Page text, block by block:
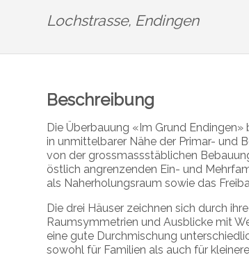
Lochstrasse, Endingen
Beschreibung
Die Überbauung «Im Grund Endingen»
in unmittelbarer Nähe der Primar- und
von der grossmassstäblichen
östlich angrenzenden Ein- und
als Naherholungsraum sowie das
Die drei Häuser zeichnen sich durch
Raumsymmetrien und Ausblicke mit
eine gute Durchmischung
sowohl für Familien als auch für